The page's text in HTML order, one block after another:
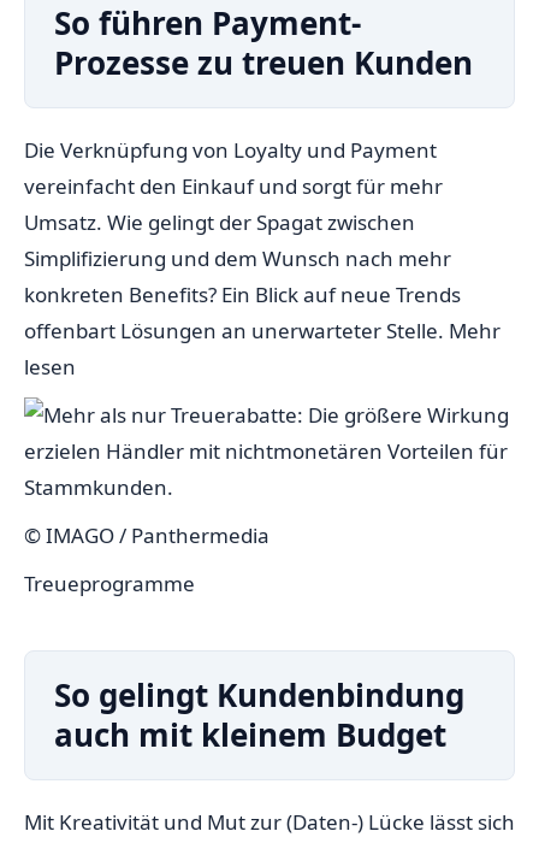
So führen Payment-
Prozesse zu treuen Kunden
Die Verknüpfung von Loyalty und Payment
vereinfacht den Einkauf und sorgt für mehr
Umsatz. Wie gelingt der Spagat zwischen
Simplifizierung und dem Wunsch nach mehr
konkreten Benefits? Ein Blick auf neue Trends
offenbart Lösungen an unerwarteter Stelle. Mehr
lesen
© IMAGO / Panthermedia
Treueprogramme
So gelingt Kundenbindung
auch mit kleinem Budget
Mit Kreativität und Mut zur (Daten-) Lücke lässt sich